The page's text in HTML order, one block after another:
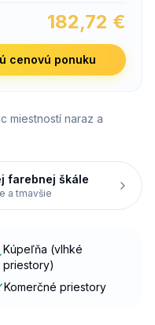
182,72 €
cenovú ponuku
miestností naraz a
farebnej škále
a tmavšie
Kúpeľňa (vlhké
priestory)
Komerčné priestory